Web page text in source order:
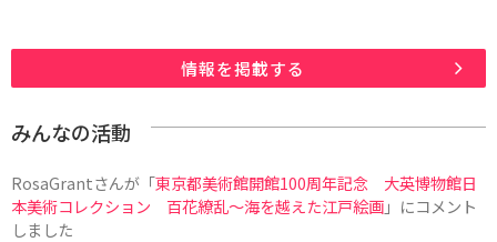
情報を掲載する
みんなの活動
RosaGrantさんが「東京都美術館開館100周年記念 大英博物館日
本美術コレクション 百花繚乱～海を越えた江戸絵画」にコメント
しました